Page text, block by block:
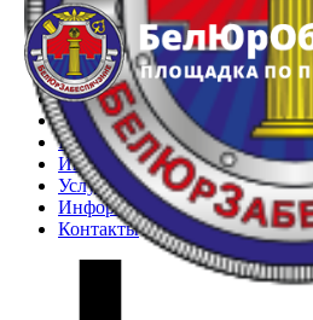
Главная
Арестованное имущество
Реестр несостоявшихся торгов
Реестр переоценок
Частное имущество
Государственное имущество
Интернет-магазин
Интернет-витрина
Услуги
Информация
Контакты